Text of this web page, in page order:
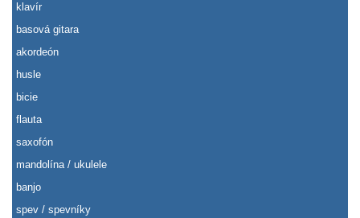
klavír
basová gitara
akordeón
husle
bicie
flauta
saxofón
mandolína / ukulele
banjo
spev / spevníky